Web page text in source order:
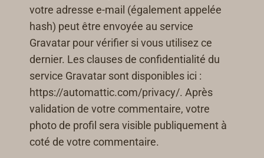
votre adresse e-mail (également appelée
hash) peut être envoyée au service
Gravatar pour vérifier si vous utilisez ce
dernier. Les clauses de confidentialité du
service Gravatar sont disponibles ici :
https://automattic.com/privacy/. Après
validation de votre commentaire, votre
photo de profil sera visible publiquement à
coté de votre commentaire.